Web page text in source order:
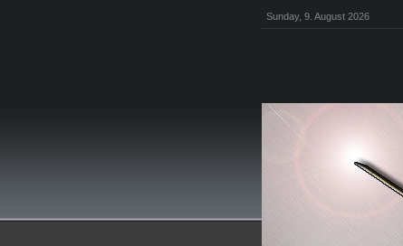
Sunday, 9. August 2026